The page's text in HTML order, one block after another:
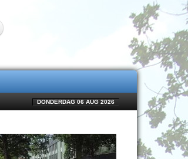
DONDERDAG 06 AUG 2026